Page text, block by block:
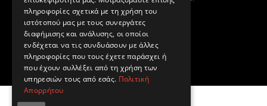
RETURN TO SHOP
πληροφορίες σχετικά με τη χρήση του
ιστότοπού μας με τους συνεργάτες
διαφήμισης και ανάλυσης, οι οποίοι
ενδέχεται να τις συνδυάσουν με άλλες
πληροφορίες που τους έχετε παράσχει ή
που έχουν συλλέξει από τη χρήση των
υπηρεσιών τους από εσάς. Πολιτική
Απορρήτου